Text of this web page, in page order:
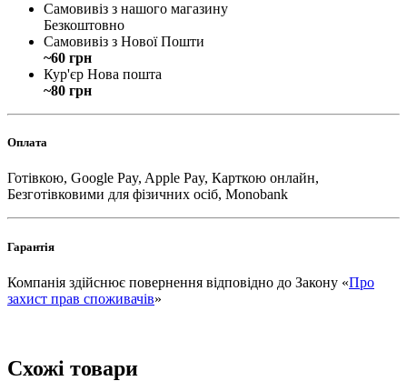
Самовивіз з нашого магазину
Безкоштовно
Самовивіз з Нової Пошти
~60 грн
Кур'єр Нова пошта
~80 грн
Оплата
Готівкою, Google Pay, Apple Pay, Карткою онлайн,
Безготівковими для фізичних осіб, Monobank
Гарантія
Компанія здійснює повернення відповідно до Закону «Про
захист прав споживачів»
Схожі товари